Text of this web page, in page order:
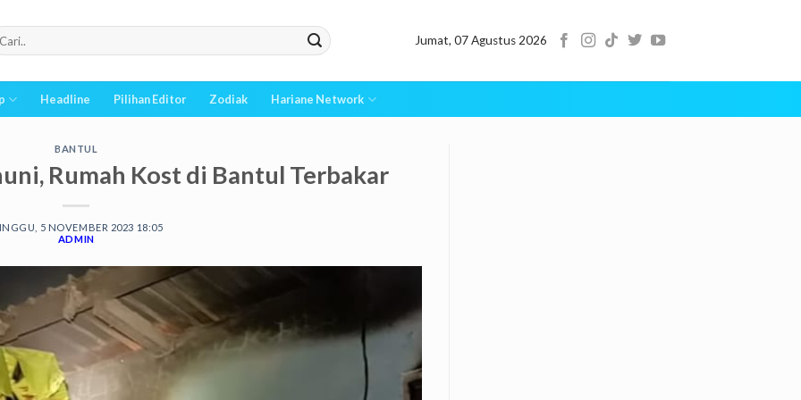
Jumat, 07 Agustus 2026
Headline Pilihan Editor Zodiak Hariane Network
BANTUL
Rumah Kost di Bantul Terbakar
5 NOVEMBER 2023 18:05
ADMIN